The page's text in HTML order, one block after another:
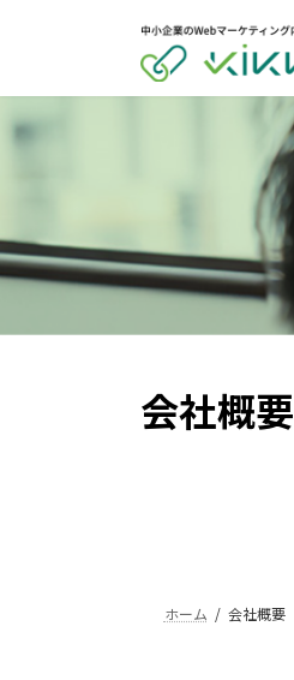
ン
ツ
ッ
プ
ー
シ
移
動
会社概要
ホーム 会社概要